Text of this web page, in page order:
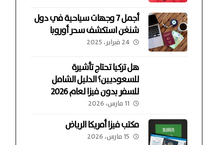
أجمل 7 وجهات سياحية في دول
شنغن استكشف سحر أوروبا
24 فبراير، 2025
هل تركيا تحتاج تأشيرة
للسعوديين؟ الدليل الشامل
للسفر بدون فيزا لعام 2026
11 مارس، 2026
مكتب فيزا أمريكا الرياض
15 مارس، 2026